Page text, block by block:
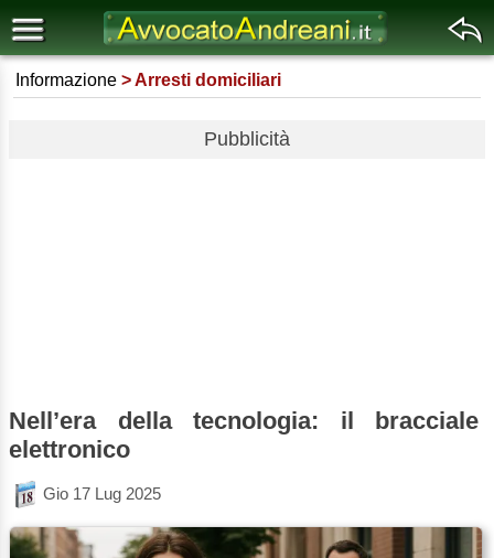
Informazione Arresti domiciliari
Pubblicità
Nell’era della tecnologia: il bracciale
elettronico
Gio 17 Lug 2025